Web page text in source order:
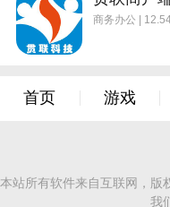
商务办公 |
首页 游戏
本站所有软件来自互联网，版
我